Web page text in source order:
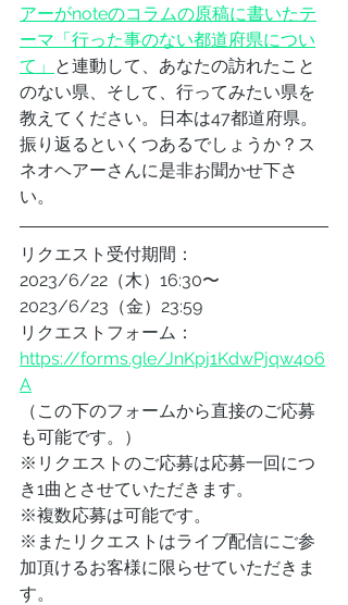
アーがnoteのコラムの原稿に書いたテ
ーマ「行った事のない都道府県につい
て」 と連動して、あなたの訪れたこと
のない県、そして、行ってみたい県を
教えてください。日本は47都道府県。
振り返るといくつあるでしょうか？ス
ネオヘアーさんに是非お聞かせ下さ
い。
リクエスト受付期間：
2023/6/22（木）16:30〜
2023/6/23（金）23:59
リクエストフォーム：
https://forms.gle/JnKpj1KdwPjqw4o6
A
（この下のフォームから直接のご応募
も可能です。）
※リクエストのご応募は応募一回につ
き1曲とさせていただきます。
※複数応募は可能です。
※またリクエストはライブ配信にご参
加頂けるお客様に限らせていただきま
す。